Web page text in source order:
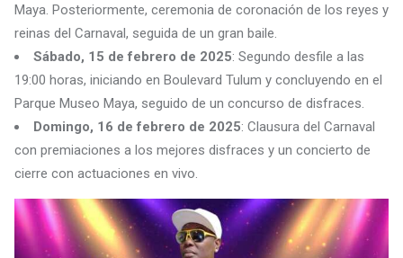
Maya. Posteriormente, ceremonia de coronación de los reyes y
reinas del Carnaval, seguida de un gran baile.
Sábado, 15 de febrero de 2025: Segundo desfile a las
19:00 horas, iniciando en Boulevard Tulum y concluyendo en el
Parque Museo Maya, seguido de un concurso de disfraces.
Domingo, 16 de febrero de 2025: Clausura del Carnaval
con premiaciones a los mejores disfraces y un concierto de
cierre con actuaciones en vivo.